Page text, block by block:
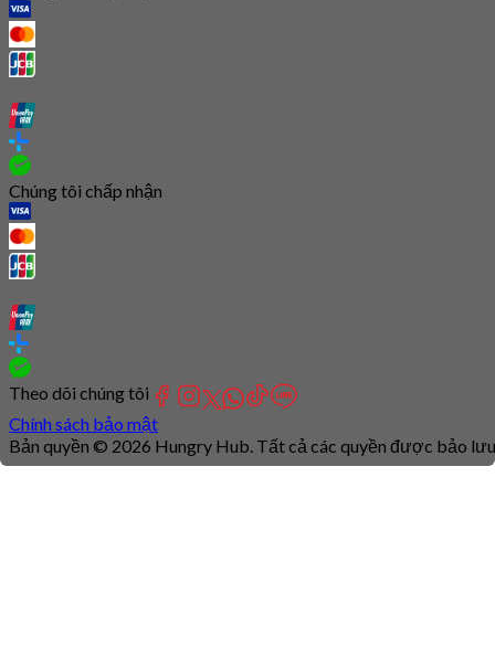
Chúng tôi chấp nhận
Theo dõi chúng tôi
Chính sách bảo mật
Bản quyền © 2026 Hungry Hub. Tất cả các quyền được bảo
Connection